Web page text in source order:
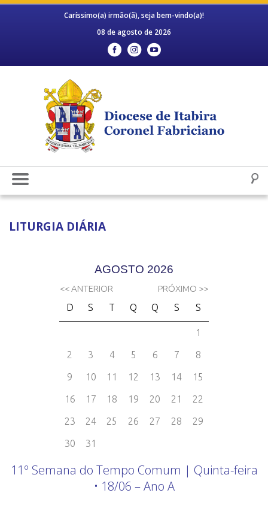
Caríssimo(a) irmão(ã), seja bem-vindo(a)!
08 de agosto de 2026
LITURGIA DIÁRIA
11º Semana do Tempo Comum | Quinta-feira
• 18/06 – Ano A